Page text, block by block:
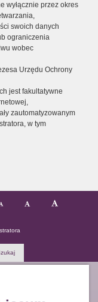
wyłącznie przez okres
swoich danych
ograniczenia
wobec
Urzędu Ochrony
jest fakultatywne
zautomatyzowanym
w tym